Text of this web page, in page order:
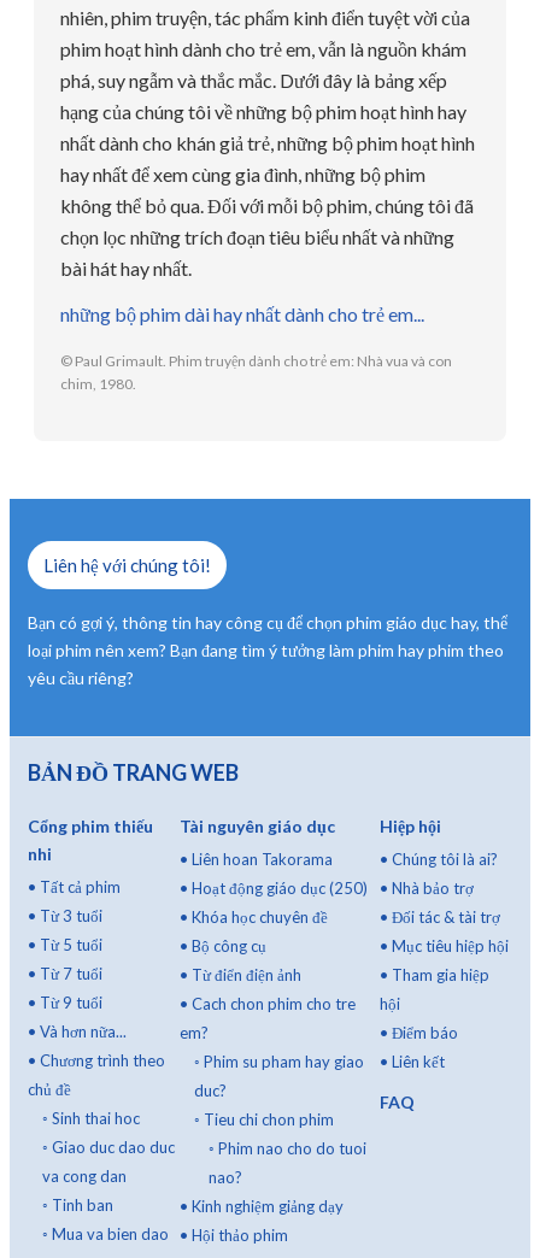
nhiên, phim truyện, tác phẩm kinh điển tuyệt vời của
phim hoạt hình dành cho trẻ em, vẫn là nguồn khám
phá, suy ngẫm và thắc mắc. Dưới đây là bảng xếp
hạng của chúng tôi về những bộ phim hoạt hình hay
nhất dành cho khán giả trẻ, những bộ phim hoạt hình
hay nhất để xem cùng gia đình, những bộ phim
không thể bỏ qua. Đối với mỗi bộ phim, chúng tôi đã
chọn lọc những trích đoạn tiêu biểu nhất và những
bài hát hay nhất.
những bộ phim dài hay nhất dành cho trẻ em...
© Paul Grimault. Phim truyện dành cho trẻ em: Nhà vua và con
chim, 1980.
Liên hệ với chúng tôi!
Bạn có gợi ý, thông tin hay công cụ để chọn phim giáo dục hay, thể
loại phim nên xem? Bạn đang tìm ý tưởng làm phim hay phim theo
yêu cầu riêng?
BẢN ĐỒ TRANG WEB
Cổng phim thiếu
nhi
• Tất cả phim
• Từ 3 tuổi
• Từ 5 tuổi
• Từ 7 tuổi
• Từ 9 tuổi
• Và hơn nữa...
• Chương trình theo
chủ đề
◦ Sinh thai hoc
◦ Giao duc dao duc
va cong dan
◦ Tinh ban
◦ Mua va bien dao
Tài nguyên giáo dục
• Liên hoan Takorama
• Hoạt động giáo dục (250)
• Khóa học chuyên đề
• Bộ công cụ
• Từ điển điện ảnh
• Cach chon phim cho tre
em?
◦ Phim su pham hay giao
duc?
◦ Tieu chi chon phim
◦ Phim nao cho do tuoi
nao?
• Kinh nghiệm giảng dạy
• Hội thảo phim
Hiệp hội
•Chúng tôi là ai?
•Nhà bảo trợ
•Đối tác & tài trợ
•Mục tiêu hiệp hội
• Tham gia hiệp
hội
•Điểm báo
•Liên kết
FAQ